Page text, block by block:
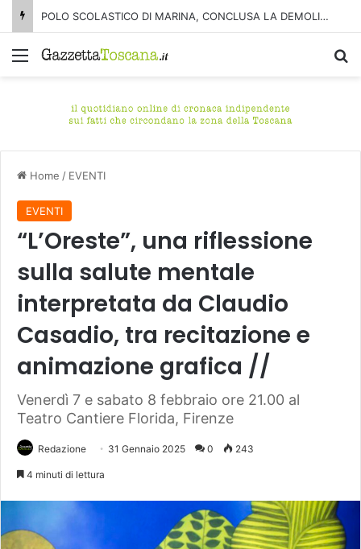
POLO SCOLASTICO DI MARINA, CONCLUSA LA DEMOLIZIONE DELL’ALA NORD-SUD
Menu
Home / EVENTI
EVENTI
“L’Oreste”, una riflessione
sulla salute mentale
interpretata da Claudio
Casadio, tra recitazione e
animazione grafica //
Venerdì 7 e sabato 8 febbraio ore 21.00 al
Teatro Cantiere Florida, Firenze
Redazione 31 Gennaio 2025 0 243
4 minuti di lettura